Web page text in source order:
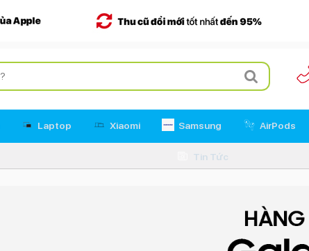
Laptop Xiaomi Samsung AirPods
Tin Tức